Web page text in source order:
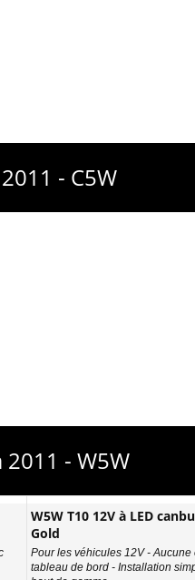
- C5W
2011 - W5W
W5W T10 12V à LED
Gold
Pour les véhicules 12V - Aucune
tableau de bord - Installation